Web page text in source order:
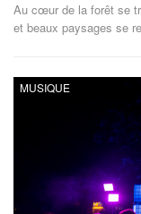
Au cœur de la forêt se
et beaux paysages se
MUSIQUE